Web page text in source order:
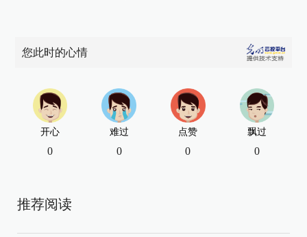
您此时的心情
开心
0
难过
0
点赞
0
飘过
0
推荐阅读